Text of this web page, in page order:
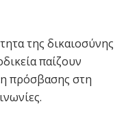
της δικαιοσύνης
παίζουν
πρόσβασης στη